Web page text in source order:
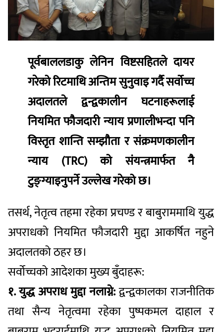
पूर्वबाललडाकु लेनिन विष्टसहितले दायर
गरेको रिटमाथि अन्तिम सुनुवाइ गर्दै सर्वोच्च
अदालतले द्वन्द्वकालीन घटनाहरूलाई
नियमित फौजदारी न्याय प्रणालीभन्दा पनि
विस्तृत शान्ति सम्झौता र संक्रमणकालीन
न्याय (TRC) को संयन्त्रमार्फत नै
टुङ्ग्याइनुपर्नेउल्लेख गरेको छ।
तसर्थ, नेतृत्व तहमा रहेका प्रचण्ड र बाबुराममाथि युद्ध
अपराधको नियमित फौजदारी मुद्दा आकर्षित नहुने
अदालतको ठहर छ।
​सर्वोच्चको आदेशका मुख्य बुँदाहरू:
१. युद्ध अपराध मुद्दा नलाग्ने:द्वन्द्वकालका राजनीतिक
तथा सैन्य नेतृत्वमा रहेका पुष्पकमल दाहाल र